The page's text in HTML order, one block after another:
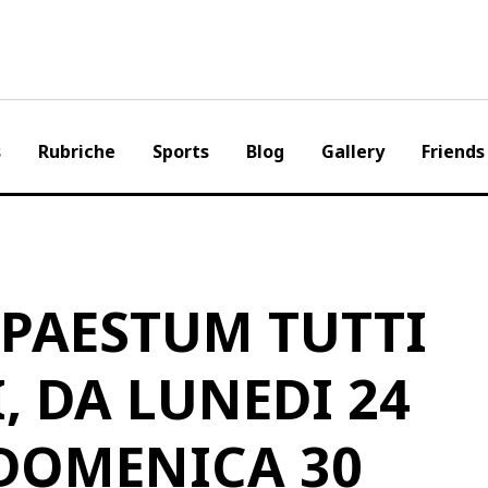
Rubriche Sports Blog Gallery
TUTTI
DA LUNEDI 24
30